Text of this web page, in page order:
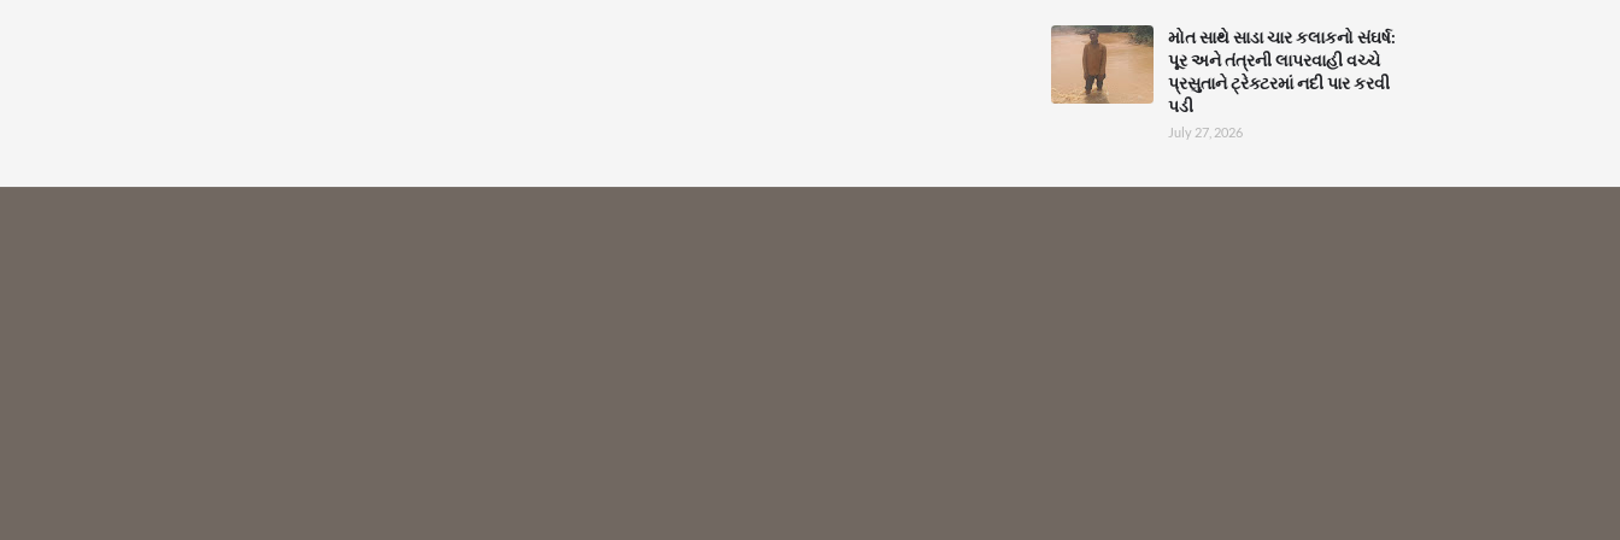
મોત સાથે સાડા ચાર કલાકનો સંઘર્ષ:
પૂર અને તંત્રની લાપરવાહી વચ્ચે
પ્રસુતાને ટ્રેક્ટરમાં નદી પાર કરવી
પડી
July 27, 2026